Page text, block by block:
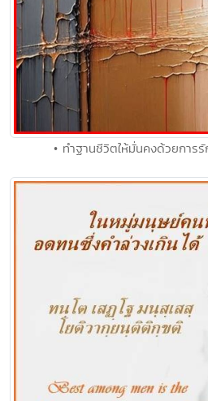
• ทำฐานชีวิตให้มั่นคงด้วยการ